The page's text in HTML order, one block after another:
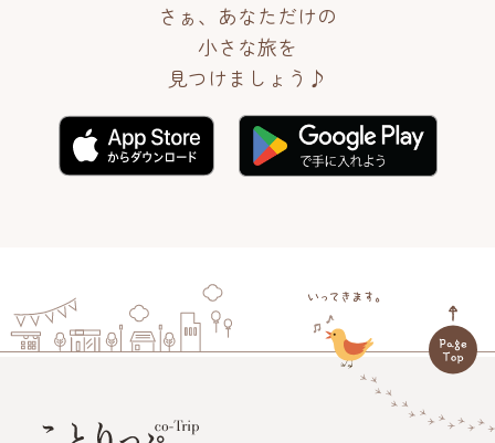
さぁ、あなただけの
小さな旅を
見つけましょう♪